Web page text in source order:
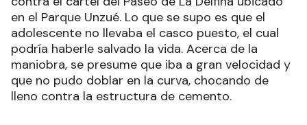
en el Parque Unzué. Lo que se supo es que el
adolescente no llevaba el casco puesto, el cual
podría haberle salvado la vida. Acerca de la
maniobra, se presume que iba a gran velocidad y
que no pudo doblar en la curva, chocando de
lleno contra la estructura de cemento.